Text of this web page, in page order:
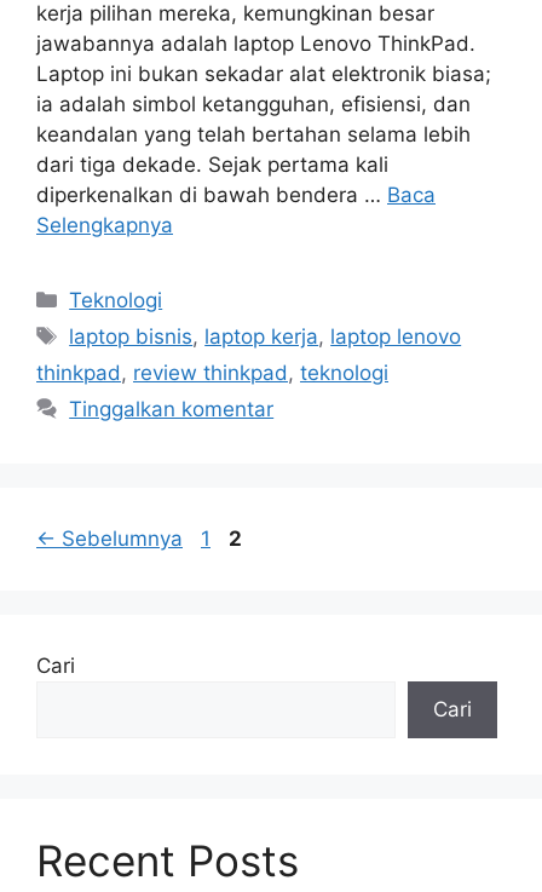
kerja pilihan mereka, kemungkinan besar
jawabannya adalah laptop Lenovo ThinkPad.
Laptop ini bukan sekadar alat elektronik biasa;
ia adalah simbol ketangguhan, efisiensi, dan
keandalan yang telah bertahan selama lebih
dari tiga dekade. Sejak pertama kali
diperkenalkan di bawah bendera … Baca
Selengkapnya
Kategori
Teknologi
Tag
laptop bisnis, laptop kerja, laptop lenovo
thinkpad, review thinkpad, teknologi
Tinggalkan komentar
← Sebelumnya Halaman
1 Halaman
2
Cari
Cari
Recent Posts